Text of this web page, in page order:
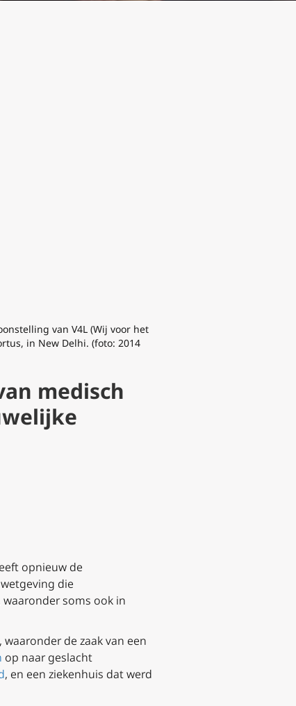
van V4L (Wij voor het
in New Delhi. (foto: 2014
medisch
opnieuw de
die
soms ook in
de zaak van een
op naar geslacht
, en een ziekenhuis dat werd